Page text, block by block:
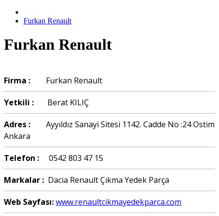
Furkan Renault
Furkan Renault
Firma : Furkan Renault
Yetkili : Berat KILIÇ
Adres :
Ayyıldız Sanayi Sitesi 1142. Cadde No :24 Ostim
Ankara
Telefon : 0542 803 47 15
Markalar : Dacia Renault Çıkma Yedek Parça
Web Sayfası:www.renaultcikmayedekparca.com